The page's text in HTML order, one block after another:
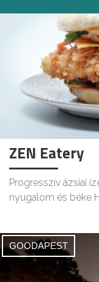
ZEN Eatery
Progresszív ázsiai
nyugalom és béke
GOODAPEST